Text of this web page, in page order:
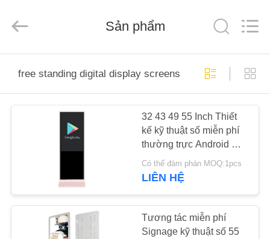
CHỦ
VỀ
CHÚNG
Topview
Display
All
Reserved.
Sản phẩm
free standing digital display screens
32 43 49 55 Inch Thiết
kế kỹ thuật số miễn phí
thường trực Android All
In One Design
Có thể đàm phán MOQ:1pcs
LIÊN HỆ
Tương tác miễn phí
Signage kỹ thuật số 55